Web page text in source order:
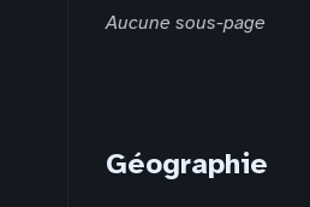
Aucune sous-page
Géographie